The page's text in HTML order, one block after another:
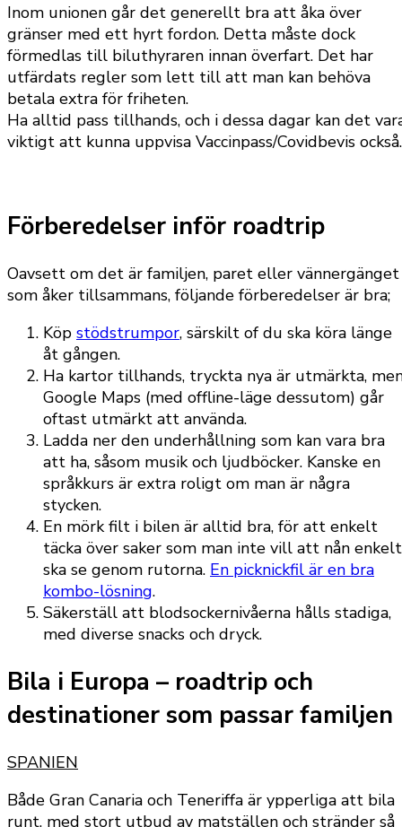
Inom unionen går det generellt bra att åka över
gränser med ett hyrt fordon. Detta måste dock
förmedlas till biluthyraren innan överfart. Det har
utfärdats regler som lett till att man kan behöva
betala extra för friheten.
Ha alltid pass tillhands, och i dessa dagar kan det
viktigt att kunna uppvisa Vaccinpass/Covidbevis också.
Förberedelser inför roadtrip
Oavsett om det är familjen, paret eller vännergänget
som åker tillsammans, följande förberedelser är bra;
Köp stödstrumpor, särskilt of du ska köra länge
åt gången.
Ha kartor tillhands, tryckta nya är utmärkta,
Google Maps (med offline-läge dessutom) går
oftast utmärkt att använda.
Ladda ner den underhållning som kan vara bra
att ha, såsom musik och ljudböcker. Kanske en
språkkurs är extra roligt om man är några
stycken.
En mörk filt i bilen är alltid bra, för att enkelt
täcka över saker som man inte vill att nån enkelt
ska se genom rutorna. En picknickfil är en bra
kombo-lösning.
Säkerställ att blodsockernivåerna hålls stadiga,
med diverse snacks och dryck.
Bila i Europa – roadtrip och
destinationer som passarfamiljen
SPANIEN
Både Gran Canaria och Teneriffa är ypperliga att bila
runt, med stort utbud av matställen och stränder så